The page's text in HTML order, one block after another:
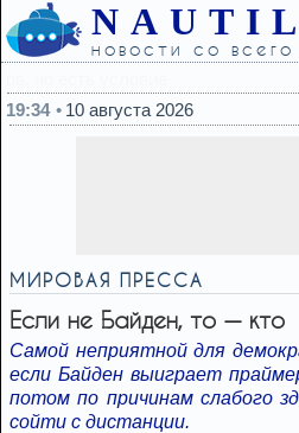
новости со всего
19:34
10 августа 2026
МИРОВАЯ ПРЕССА
Если не Байден, то ​​— кто
Самой неприятной для
если Байден выиграет
потом по причинам слабого
сойти с дистанции.